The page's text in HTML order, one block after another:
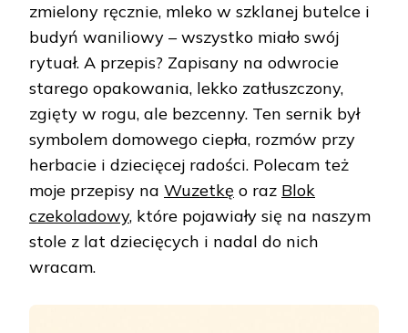
zmielony ręcznie, mleko w szklanej butelce i
budyń waniliowy – wszystko miało swój
rytuał. A przepis? Zapisany na odwrocie
starego opakowania, lekko zatłuszczony,
zgięty w rogu, ale bezcenny. Ten sernik był
symbolem domowego ciepła, rozmów przy
herbacie i dziecięcej radości. Polecam też
moje przepisy na Wuzetkę o raz Blok
czekoladowy, które pojawiały się na naszym
stole z lat dziecięcych i nadal do nich
wracam.